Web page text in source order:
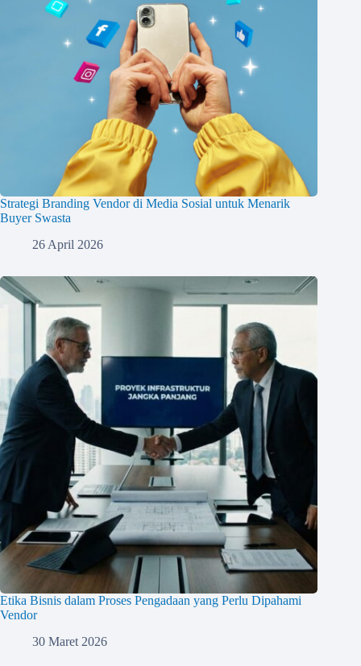
Strategi Branding Vendor di Media Sosial untuk Menarik
Buyer Swasta
26 April 2026
Etika Bisnis dalam Proses Pengadaan yang Perlu Dipahami
Vendor
30 Maret 2026